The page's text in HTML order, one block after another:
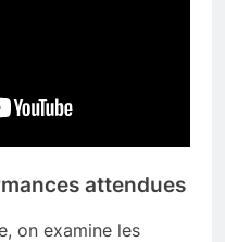
attendues
on examine les